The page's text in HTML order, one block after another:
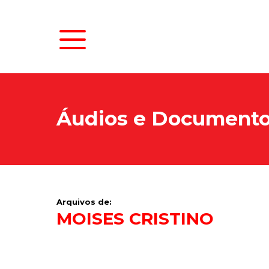
Áudios e
Arquivos de:
MOISES CRISTINO